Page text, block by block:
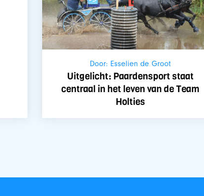
Door: Esselien de Groot
Uitgelicht: Paardensport staat
centraal in het leven van de Team
Holties